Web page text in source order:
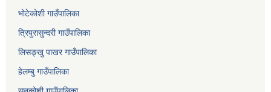
भोटेकोशी गाउँपालिका
त्रिपुरासुन्दरी गाउँपालिका
लिसङ्खु पाखर गाउँपालिका
हेलम्बु गाउँपालिका